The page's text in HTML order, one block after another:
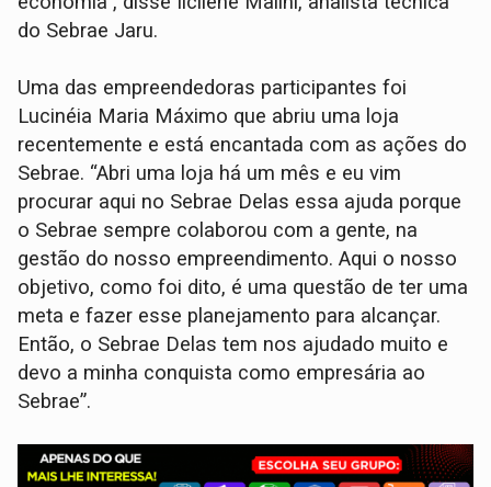
do Sebrae Jaru.
Uma das empreendedoras participantes foi
Lucinéia Maria Máximo que abriu uma loja
recentemente e está encantada com as ações do
Sebrae. “Abri uma loja há um mês e eu vim
procurar aqui no Sebrae Delas essa ajuda porque
o Sebrae sempre colaborou com a gente, na
gestão do nosso empreendimento. Aqui o nosso
objetivo, como foi dito, é uma questão de ter uma
meta e fazer esse planejamento para alcançar.
Então, o Sebrae Delas tem nos ajudado muito e
devo a minha conquista como empresária ao
Sebrae”.